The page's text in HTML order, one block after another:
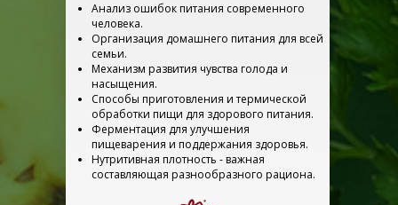
Анализ ошибок питания современного
человека.
Организация домашнего питания для всей
семьи.
Механизм развития чувства голода и
насыщения.
Способы приготовления и термической
обработки пищи для здорового питания.
Ферментация для улучшения
пищеварения и поддержания здоровья.
Нутритивная плотность - важная
составляющая разнообразного рациона.